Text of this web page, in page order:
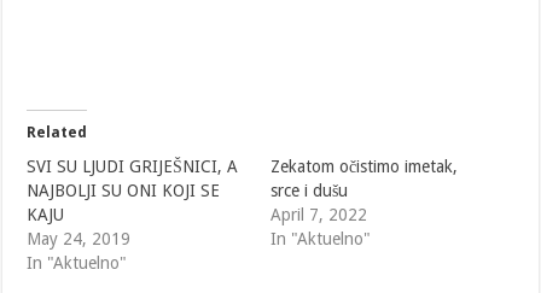
Related
SVI SU LJUDI GRIJEŠNICI, A
NAJBOLJI SU ONI KOJI SE
KAJU
May 24, 2019
In "Aktuelno"
Zekatom očistimo imetak,
srce i dušu
April 7, 2022
In "Aktuelno"